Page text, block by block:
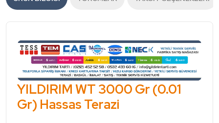
YILDIRIM WT 3000 Gr (0.01
Gr) Hassas Terazi